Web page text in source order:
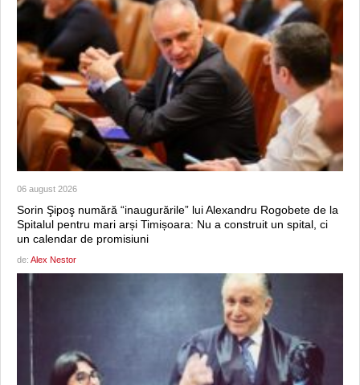
06 august 2026
Sorin Şipoş numără “inaugurările” lui Alexandru Rogobete de la
Spitalul pentru mari arși Timișoara: Nu a construit un spital, ci
un calendar de promisiuni
de: Alex Nestor